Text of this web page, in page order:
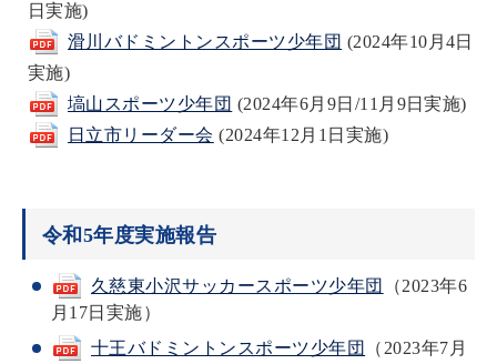
日実施)
滑川バドミントンスポーツ少年団 (2024年10月4日
実施)
塙山スポーツ少年団 (2024年6月9日/11月9日実施)
日立市リーダー会 (2024年12月1日実施)
令和5年度実施報告
久慈東小沢サッカースポーツ少年団
（2023年6
月17日実施）
十王バドミントンスポーツ少年団
（2023年7月